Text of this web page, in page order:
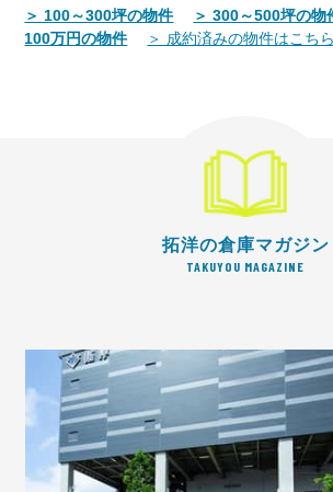
＞ 100～300坪の物件 ＞ 300～500坪の物
100万円の物件
＞ 成約済みの物件はこちら
拓洋の倉庫マガジン
TAKUYOU MAGAZINE